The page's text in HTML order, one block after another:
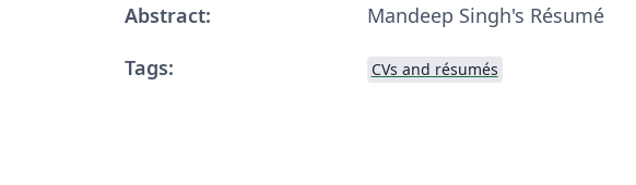
Abstract:
Mandeep Singh's Résumé
Tags:
CVs and résumés